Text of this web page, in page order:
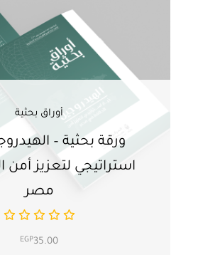
أوراق بحثية
ورقة بحثية –
استراتيجي لتعزيز أمن
مصر
EGP35.00